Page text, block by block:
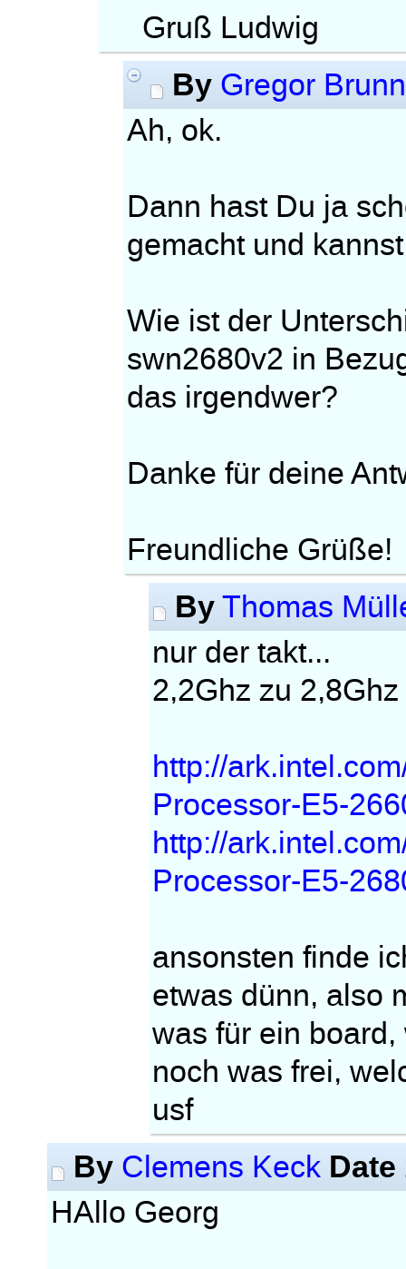
Gruß Ludwig
By Gregor
Ah, ok.
Dann hast Du ja
gemacht und
Wie ist der
swn2680v2 in
das irgendwer?
Danke für deine
Freundliche Grüße!
ByThomas
nur der takt...
2,2Ghz zu 2,8Ghz
http://
Processor-E5-
http://
Processor-E5-
ansonsten finde
etwas dünn, also
was für ein
noch was frei,
usf
By Clemens Keck Date
HAllo Georg